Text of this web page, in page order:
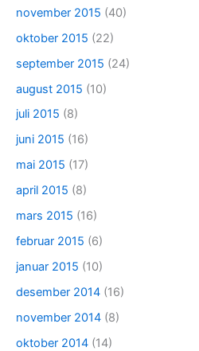
november 2015 (40)
oktober 2015 (22)
september 2015 (24)
august 2015 (10)
juli 2015 (8)
juni 2015 (16)
mai 2015 (17)
april 2015 (8)
mars 2015 (16)
februar 2015 (6)
januar 2015 (10)
desember 2014 (16)
november 2014 (8)
oktober 2014 (14)